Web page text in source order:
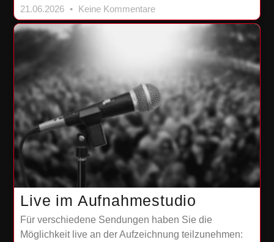
21.06.2026 Keine Kommentare
Live im Aufnahmestudio
Für verschiedene Sendungen haben Sie die
Möglichkeit live an der Aufzeichnung teilzunehmen: